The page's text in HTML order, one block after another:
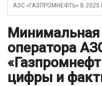
АЗС «ГАЗПРОМНЕФТЬ» В
Минимальная
оператора
цифры и